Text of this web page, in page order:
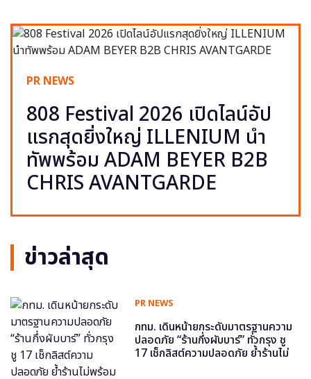
PR NEWS
808 Festival 2026 เปิดไลน์อัป
แรกสุดยิ่งใหญ่ ILLENIUM นำ
ทัพพร้อม ADAM BEYER B2B
CHRIS AVANTGARDE
ข่าวล่าสุด
PR NEWS
กทม. เดินหน้ายกระดับมาตรฐานความ
ปลอดภัย “ร้านกึ่งผับบาร์” ทั่วกรุง ชู
17 เช็กลิสต์ความปลอดภัย ย้ำร้านไม่